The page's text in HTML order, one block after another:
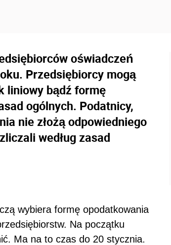
oświadczeń
Przedsiębiorcy mogą
liniowy bądź formę
ogólnych. Podatnicy,
nie złożą odpowiedniego
według zasad
wybiera formę opodatkowania
Na początku
Ma na to czas do 20 stycznia.